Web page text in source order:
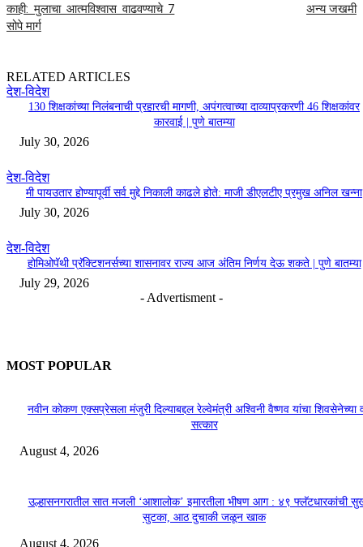
काही: मुलाचा आत्मविश्वास वाढवण्याचे 7
सोपे मार्ग
अन्य जखमी
RELATED ARTICLES
देश-विदेश
130 शिक्षकांच्या निलंबनाची प्रहारची मागणी, अपंगत्वाच्या दाव्याप्रकरणी 46 शिक्षकांवर
कारवाई | पुणे बातम्या
July 30, 2026
देश-विदेश
मी पायउतार होण्यापूर्वी सर्व मुद्दे निकाली काढले होते: माजी डीएलटीए प्रमुख अनिल खन्ना
July 30, 2026
देश-विदेश
होमिओपॅथी प्रॅक्टिशनर्सच्या शासनावर राज्य आज अंतिम निर्णय देऊ शकते | पुणे बातम्या
July 29, 2026
- Advertisment -
MOST POPULAR
नवीन कोकण एक्सप्रेसला मंजुरी दिल्याबद्दल रेल्वेमंत्री अश्विनी वैष्णव यांचा शिवसेनेच्या
सत्कार
August 4, 2026
उल्हासनगरातील सात मजली ‘आशालोक’ इमारतीला भीषण आग : ४९ फ्लॅटधारकांची
सुटका, आठ दुचाकी जळून खाक
August 4, 2026